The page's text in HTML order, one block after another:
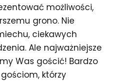
możliwości,
grono. Nie
ciekawych
Ale najważniejsze
Was gościć! Bardzo
którzy